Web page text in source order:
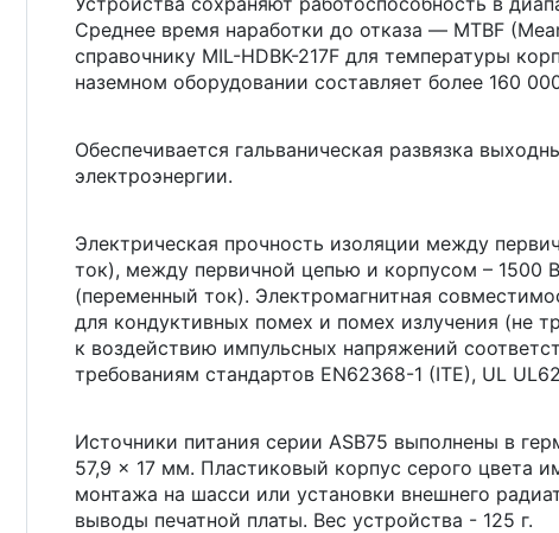
Среднее время наработки до отказа — MTBF
справочнику MIL-HDBK-217F для температуры
наземном оборудовании составляет более 160
Обеспечивается гальваническая развязка
электроэнергии.
Электрическая прочность изоляции между
ток), между первичной цепью и корпусом – 1500
(переменный ток). Электромагнитная
для кондуктивных помех и помех излучения (не
к воздействию импульсных напряжений
требованиям стандартов EN62368-1 (ITE), UL
Источники питания серии ASB75 выполнены в
57,9 × 17 мм. Пластиковый корпус серого цвета
монтажа на шасси или установки внешнего
выводы печатной платы. Вес устройства - 125 г.